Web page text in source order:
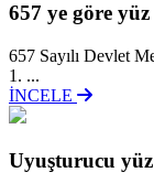
657 ye göre yüz
657 Sayılı Devlet
1. ...
İNCELE
Uyuşturucu yüz